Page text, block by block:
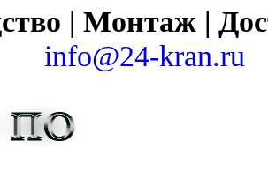
| Монтаж |
info@24-kran.ru